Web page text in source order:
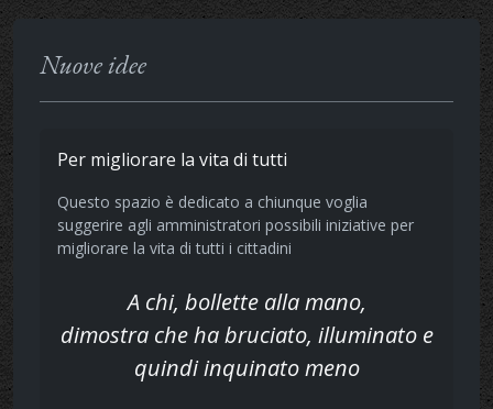
Nuove idee
Per migliorare la vita di tutti
Questo spazio è dedicato a chiunque voglia
suggerire agli amministratori possibili iniziative per
migliorare la vita di tutti i cittadini
A chi, bollette alla mano,
dimostra che ha bruciato, illuminato e
quindi inquinato meno